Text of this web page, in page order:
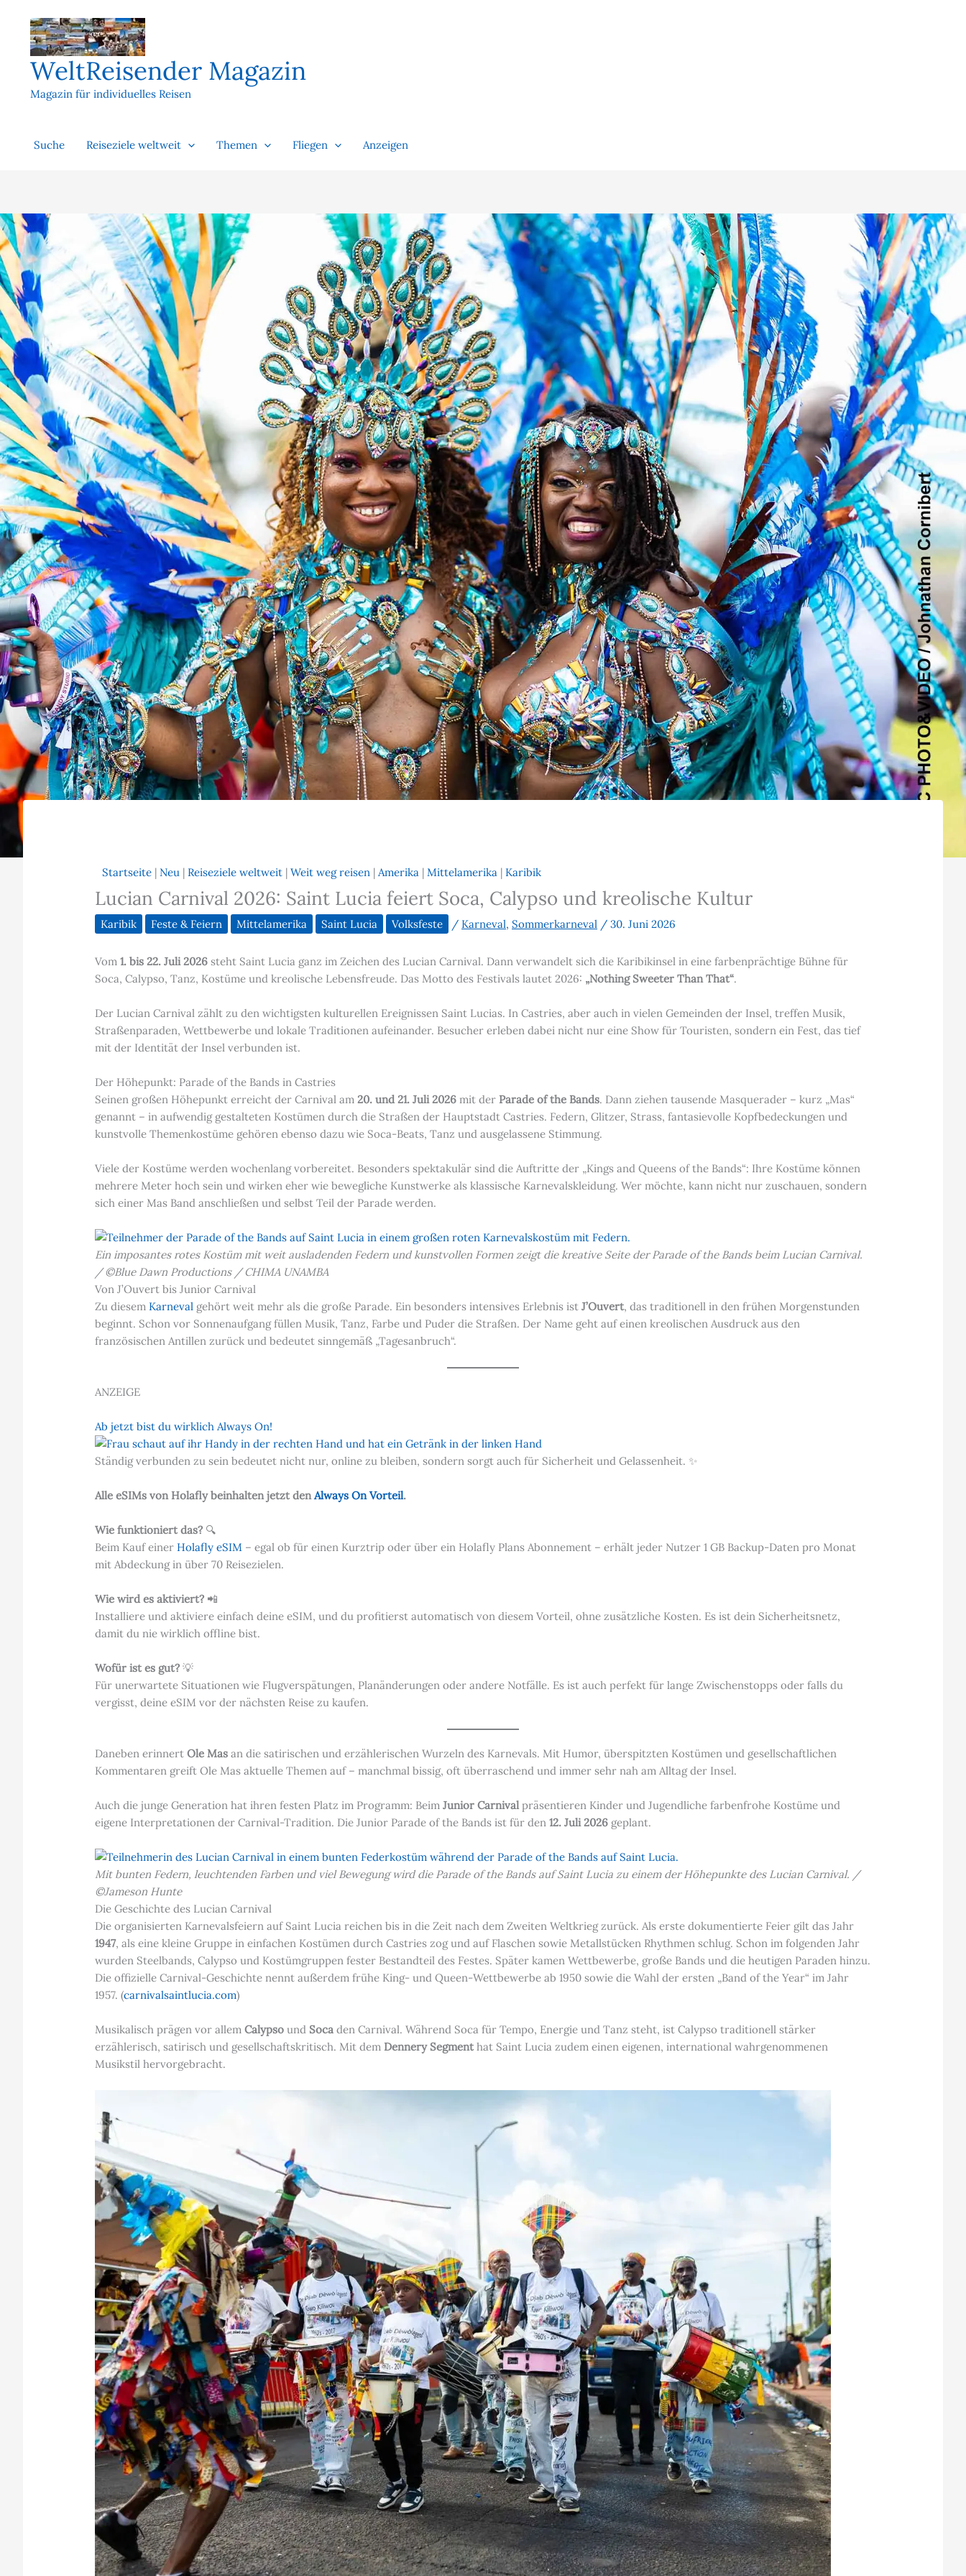
springen
WeltReisender Magazin
Magazin für individuelles Reisen
Suche Reiseziele weltweit Themen Fliegen Anzeigen
Startseite | Neu | Reiseziele weltweit |Weit weg reisen |Amerika |Mittelamerika | Karibik
Lucian Carnival 2026: Saint Lucia feiert Soca, Calypso und kreolische Kultur
Karibik Feste & Feiern Mittelamerika Saint Lucia Volksfeste / Karneval,Sommerkarneval /30. Juni 2026
Vom1. bis 22. Juli 2026 steht Saint Lucia ganz im Zeichen des Lucian Carnival. Dann verwandelt sich die Karibikinsel in eine farbenprächtige Bühne für
Soca, Calypso, Tanz, Kostüme und kreolische Lebensfreude. Das Motto des Festivals lautet 2026: „Nothing Sweeter Than That“.
Der Lucian Carnival zählt zu den wichtigsten kulturellen Ereignissen Saint Lucias. In Castries, aber auch in vielen Gemeinden der Insel, treffen Musik,
Straßenparaden, Wettbewerbe und lokale Traditionen aufeinander. Besucher erleben dabei nicht nur eine Show für Touristen, sondern ein Fest, das tief
mit der Identität der Insel verbunden ist.
Der Höhepunkt: Parade of the Bands in Castries
Seinen großen Höhepunkt erreicht der Carnival am20. und 21. Juli 2026 mit der Parade of the Bands. Dann ziehen tausende Masquerader – kurz „Mas“
genannt – in aufwendig gestalteten Kostümen durch die Straßen der Hauptstadt Castries. Federn, Glitzer, Strass, fantasievolle Kopfbedeckungen und
kunstvolle Themenkostüme gehören ebenso dazu wie Soca-Beats, Tanz und ausgelassene Stimmung.
Viele der Kostüme werden wochenlang vorbereitet. Besonders spektakulär sind die Auftritte der „Kings and Queens of the Bands“: Ihre Kostüme können
mehrere Meter hoch sein und wirken eher wie bewegliche Kunstwerke als klassische Karnevalskleidung. Wer möchte, kann nicht nur zuschauen, sondern
sich einer Mas Band anschließen und selbst Teil der Parade werden.
Ein imposantes rotes Kostüm mit weit ausladenden Federn und kunstvollen Formen zeigt die kreative Seite der Parade of the Bands beim Lucian Carnival.
/ ©Blue Dawn Productions / CHIMA UNAMBA
Von J’Ouvert bis Junior Carnival
Zu diesem Karneval gehört weit mehr als die große Parade. Ein besonders intensives Erlebnis istJ’Ouvert, das traditionell in den frühen Morgenstunden
beginnt. Schon vor Sonnenaufgang füllen Musik, Tanz, Farbe und Puder die Straßen. Der Name geht auf einen kreolischen Ausdruck aus den
französischen Antillen zurück und bedeutet sinngemäß „Tagesanbruch“.
ANZEIGE
Ab jetzt bist du wirklich Always On!
Ständig verbunden zu sein bedeutet nicht nur, online zu bleiben, sondern sorgt auch für Sicherheit und Gelassenheit. ✨
Alle eSIMs von Holafly beinhalten jetzt denAlways On Vorteil.
Wie funktioniert das? 🔍
Beim Kauf einer Holafly eSIM – egal ob für einen Kurztrip oder über ein Holafly Plans Abonnement – erhält jeder Nutzer 1 GB Backup-Daten pro Monat
mit Abdeckung in über 70 Reisezielen.
Wie wird es aktiviert? 📲
Installiere und aktiviere einfach deine eSIM, und du profitierst automatisch von diesem Vorteil, ohne zusätzliche Kosten. Es ist dein Sicherheitsnetz,
damit du nie wirklich offline bist.
Wofür ist es gut? 💡
Für unerwartete Situationen wie Flugverspätungen, Planänderungen oder andere Notfälle. Es ist auch perfekt für lange Zwischenstopps oder falls du
vergisst, deine eSIM vor der nächsten Reise zu kaufen.
Daneben erinnertOle Mas an die satirischen und erzählerischen Wurzeln des Karnevals. Mit Humor, überspitzten Kostümen und gesellschaftlichen
Kommentaren greift Ole Mas aktuelle Themen auf – manchmal bissig, oft überraschend und immer sehr nah am Alltag der Insel.
Auch die junge Generation hat ihren festen Platz im Programm: BeimJunior Carnivalpräsentieren Kinder und Jugendliche farbenfrohe Kostüme und
eigene Interpretationen der Carnival-Tradition. Die Junior Parade of the Bands ist für den12. Juli 2026 geplant.
Mit bunten Federn, leuchtenden Farben und viel Bewegung wird die Parade of the Bands auf Saint Lucia zu einem der Höhepunkte des Lucian Carnival. /
©Jameson Hunte
Die Geschichte des Lucian Carnival
Die organisierten Karnevalsfeiern auf Saint Lucia reichen bis in die Zeit nach dem Zweiten Weltkrieg zurück. Als erste dokumentierte Feier gilt das Jahr
1947, als eine kleine Gruppe in einfachen Kostümen durch Castries zog und auf Flaschen sowie Metallstücken Rhythmen schlug. Schon im folgenden Jahr
wurden Steelbands, Calypso und Kostümgruppen fester Bestandteil des Festes. Später kamen Wettbewerbe, große Bands und die heutigen Paraden hinzu.
Die offizielle Carnival-Geschichte nennt außerdem frühe King- und Queen-Wettbewerbe ab 1950 sowie die Wahl der ersten „Band of the Year“ im Jahr
1957. (carnivalsaintlucia.com)
Musikalisch prägen vor allemCalypso und Soca den Carnival. Während Soca für Tempo, Energie und Tanz steht, ist Calypso traditionell stärker
erzählerisch, satirisch und gesellschaftskritisch. Mit dem Dennery Segmenthat Saint Lucia zudem einen eigenen, international wahrgenommenen
Musikstil hervorgebracht.